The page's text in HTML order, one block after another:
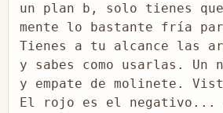
un plan b, solo tienes
mente lo bastante fría
Tienes a tu alcance las
y sabes como usarlas. Un
y empate de molinete.
El rojo es el negativo...